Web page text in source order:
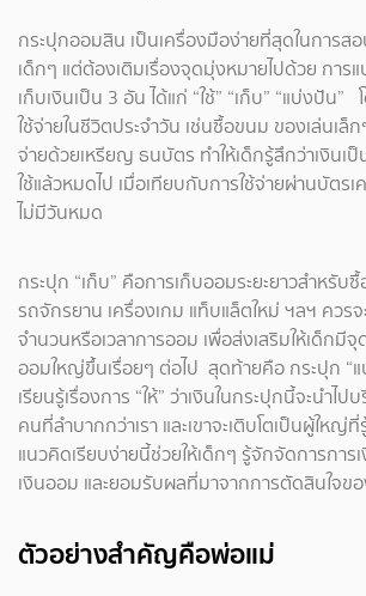
กระปุกออมสิน เป็นเครื่องมือง่ายที่สุดในการส
เด็กๆ แต่ต้องเติมเรื่องจุดมุ่งหมายไปด้วย การ
เก็บเงินเป็น 3 อัน ได้แก่ “ใช้” “เก็บ” “แบ่งปัน”
ใช้จ่ายในชีวิตประจำวัน เช่นซื้อขนม ของเล่นเล็
จ่ายด้วยเหรียญ ธนบัตร ทำให้เด็กรู้สึกว่าเงินเ
ใช้แล้วหมดไป เมื่อเทียบกับการใช้จ่ายผ่านบัตร
ไม่มีวันหมด
กระปุก “เก็บ” คือการเก็บออมระยะยาวสำหรั
รถจักรยาน เครื่องเกม แท็บแล็ตใหม่ ฯลฯ ควร
จำนวนหรือเวลาการออม เพื่อส่งเสริมให้เด็กมี
ออมใหญ่ขึ้นเรื่อยๆ ต่อไป สุดท้ายคือ กระปุก “
เรียนรู้เรื่องการ “ให้” ว่าเงินในกระปุกนี้จะนำไป
คนที่ลำบากกว่าเรา และเขาจะเติบโตเป็นผู้ใหญ่
แนวคิดเรียบง่ายนี้ช่วยให้เด็กๆ รู้จักจัดการกา
เงินออม และยอมรับผลที่มาจากการตัดสินใจขอ
ตัวอย่างสำคัญคือพ่อแม่